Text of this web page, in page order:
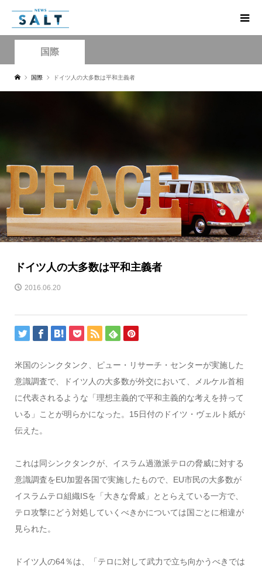
国際
国際 ドイツ人の大多数は平和主義者
ドイツ人の大多数は平和主義者
2016.06.20
米国のシンクタンク、ピュー・リサーチ・センターが実施した
意識調査で、ドイツ人の大多数が外交において、メルケル首相
に代表されるような「理想主義的で平和主義的な考えを持って
いる」ことが明らかになった。15日付のドイツ・ヴェルト紙が
伝えた。
これは同シンクタンクが、イスラム過激派テロの脅威に対する
意識調査をEU加盟各国で実施したもので、EU市民の大多数が
イスラムテロ組織ISを「大きな脅威」ととらえている一方で、
テロ攻撃にどう対処していくべきかについては国ごとに相違が
見られた。
ドイツ人の64％は、「テロに対して武力で立ち向かうべきでは